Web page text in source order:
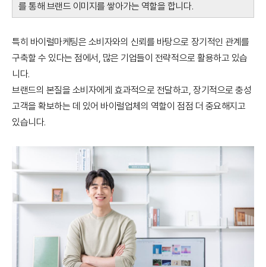
를 통해 브랜드 이미지를 쌓아가는 역할을 합니다.
특히 바이럴마케팅은 소비자와의 신뢰를 바탕으로 장기적인 관계를
구축할 수 있다는 점에서, 많은 기업들이 전략적으로 활용하고 있습
니다.
브랜드의 본질을 소비자에게 효과적으로 전달하고, 장기적으로 충성
고객을 확보하는 데 있어 바이럴업체의 역할이 점점 더 중요해지고
있습니다.